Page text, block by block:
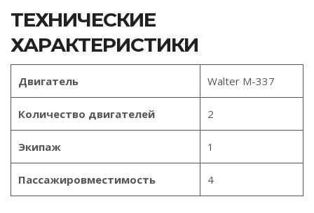
ТЕХНИЧЕСКИЕ
ХАРАКТЕРИСТИКИ
Двигатель Walter M-337
Количество двигателей 2
Экипаж 1
Пассажировместимость 4